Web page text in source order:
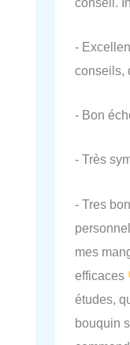
-
conseils,
- Bon
- Très
- Tres
mes
efficaces
études,
bouquin